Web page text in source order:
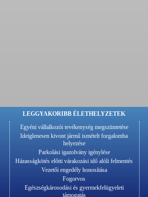
LEGGYAKORIBB ÉLETHELYZETEK
Egyéni vállalkozói tevékenység megszüntetése
Ideiglenesen kivont jármű ismételt forgalomba
helyezése
Parkolási igazolvány igénylése
Házasságkötés előtti várakozási idő alóli felmentés
Vezetői engedély honosítása
Fogorvos
Egészségkárosodási és gyermekfelügyeleti
támogatás